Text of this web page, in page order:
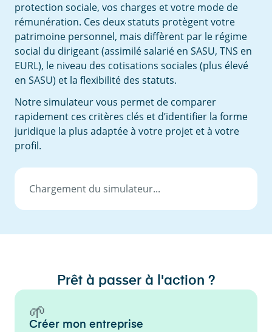
protection sociale, vos charges et votre mode de
rémunération. Ces deux statuts protègent votre
patrimoine personnel, mais diffèrent par le régime
social du dirigeant (assimilé salarié en SASU, TNS en
EURL), le niveau des cotisations sociales (plus élevé
en SASU) et la flexibilité des statuts.
Notre simulateur vous permet de comparer
rapidement ces critères clés et d’identifier la forme
juridique la plus adaptée à votre projet et à votre
profil.
Chargement du simulateur...
Prêt à passer à l'action ?
🌱
Créer mon entreprise